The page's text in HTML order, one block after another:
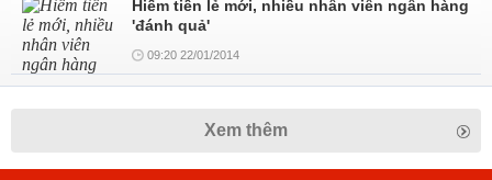
Hiếm tiền lẻ mới, nhiều nhân viên ngân hàng
'đánh quả'
09:20 22/01/2014
Xem thêm